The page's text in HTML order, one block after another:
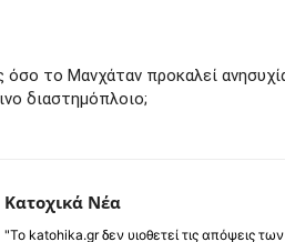
το Μανχάταν προκαλεί
διαστημόπλοιο;
Κατοχικά Νέα
"Το katohika.gr δεν υιοθετεί τις απόψεις